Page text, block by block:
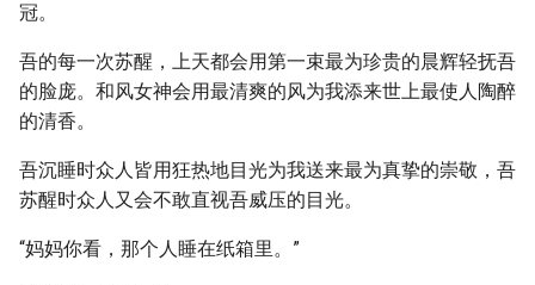
冠。
吾的每一次苏醒，上天都会用第一束最为珍贵的晨辉轻抚吾
的脸庞。和风女神会用最清爽的风为我添来世上最使人陶醉
的清香。
吾沉睡时众人皆用狂热地目光为我送来最为真挚的崇敬，吾
苏醒时众人又会不敢直视吾威压的目光。
“妈妈你看，那个人睡在纸箱里。”